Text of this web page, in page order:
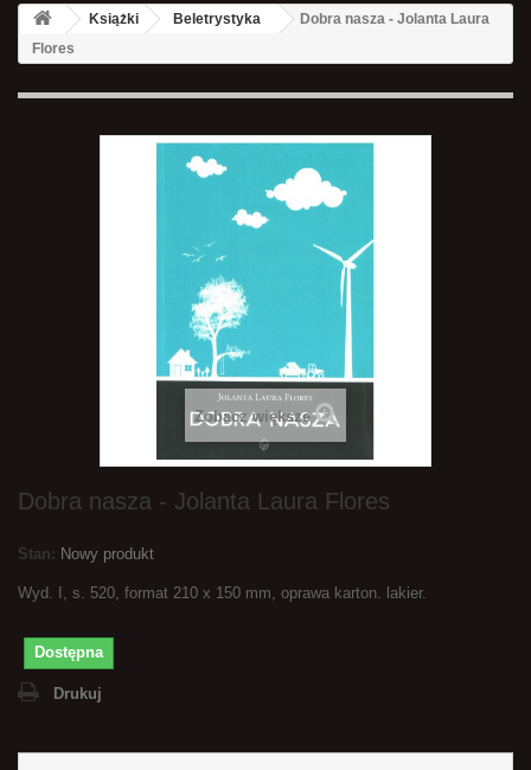
Książki Beletrystyka
Dobra nasza - Jolanta Laura
Flores
Zobacz większe
Dobra nasza - Jolanta Laura Flores
Stan: Nowy produkt
Wyd. I, s. 520, format 210 x 150 mm, oprawa karton. lakier.
Dostępna
Drukuj